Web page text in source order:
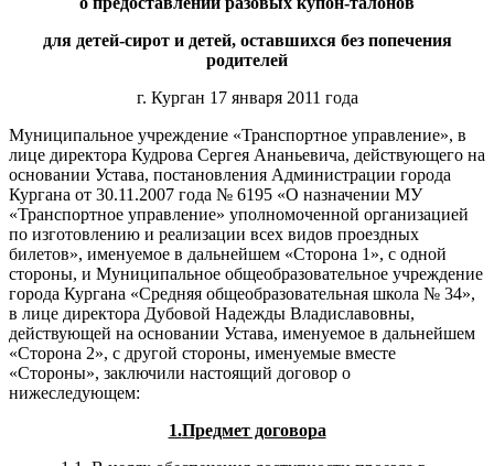
для детей-сирот и детей, оставшихся без попечения
родителей
г. Курган 17 января 2011 года
Муниципальное учреждение «Транспортное управление», в
лице директора Кудрова Сергея Ананьевича, действующего на
основании Устава, постановления Администрации города
Кургана от 30.11.2007 года № 6195 «О назначении МУ
«Транспортное управление» уполномоченной организацией
по изготовлению и реализации всех видов проездных
билетов», именуемое в дальнейшем «Сторона 1», с одной
стороны, и Муниципальное общеобразовательное учреждение
города Кургана «Средняя общеобразовательная школа № 34»,
в лице директора Дубовой Надежды Владиславовны,
действующей на основании Устава, именуемое в дальнейшем
«Сторона 2», с другой стороны, именуемые вместе
«Стороны», заключили настоящий договор о
нижеследующем:
1.Предмет договора